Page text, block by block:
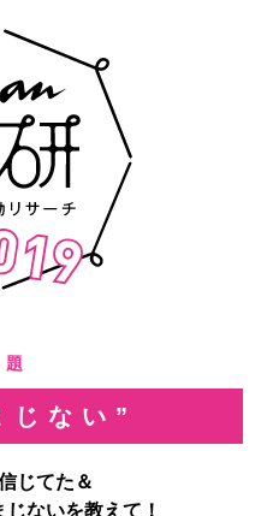
じない”
じてた＆
ないを教えて！